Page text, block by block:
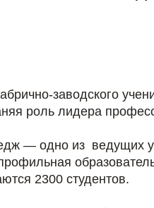
заводского
роль лидера
— одно из ведущих
2300 студентов.